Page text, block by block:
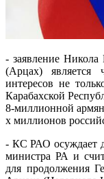
- заявление
(Арцах) является
интересов не
Карабахской
8-миллионной
х миллионов
- КС РАО осуждает
министра РА и
для продолжения